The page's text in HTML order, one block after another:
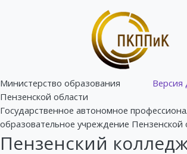
Версия
Министерство образования
Пензенской области
Государственное автономное
образовательное учреждение Пензенской
Пензенский